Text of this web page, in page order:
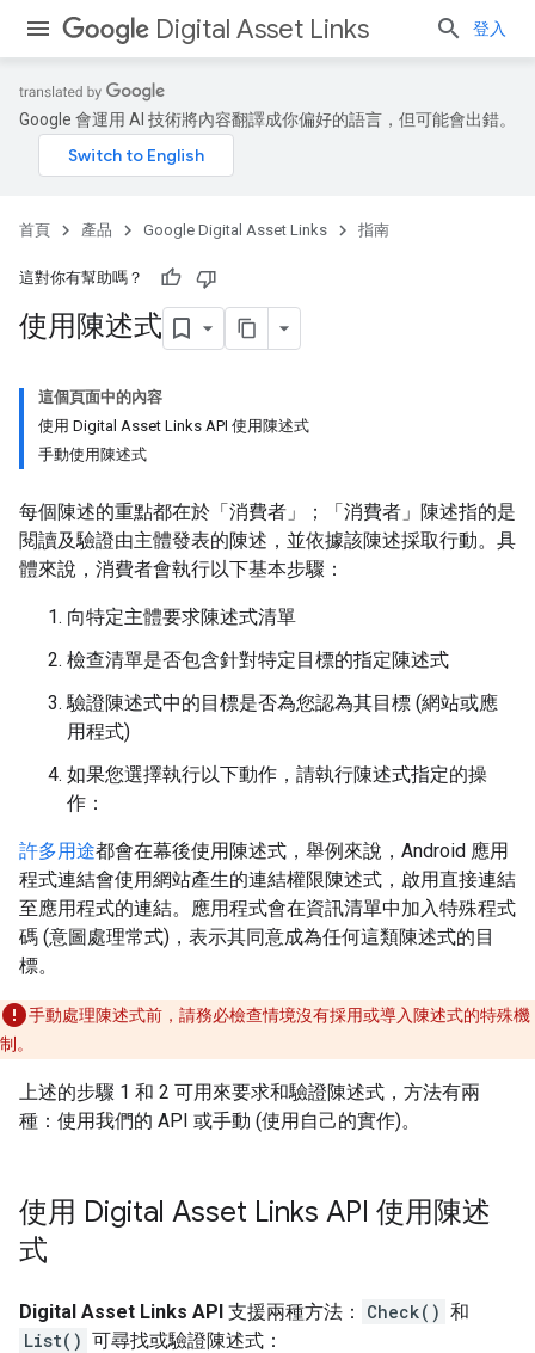
Digital Asset Links 登入
Google 會運用 AI 技術將內容翻譯成你偏好的語言，但可能會出錯。
首頁 產品 Google Digital Asset Links 指南
這對你有幫助嗎？
使用陳述式
這個頁面中的內容
使用 Digital Asset Links API 使用陳述式
手動使用陳述式
每個陳述的重點都在於「消費者」
；「消費者」陳述指的是
閱讀及驗證由主體發表的陳述，並依據該陳述採取行動。具
體來說，消費者會執行以下基本步驟：
向特定主體要求陳述式清單
檢查清單是否包含針對特定目標的指定陳述式
驗證陳述式中的目標是否為您認為其目標 (網站或應
用程式)
如果您選擇執行以下動作，請執行陳述式指定的操
作：
許多用途都會在幕後使用陳述式，舉例來說，Android 應用
程式連結會使用網站產生的連結權限陳述式，啟用直接連結
至應用程式的連結。應用程式會在資訊清單中加入特殊程式
碼 (意圖處理常式)，表示其同意成為任何這類陳述式的目
標。
手動處理陳述式前，請務必檢查情境沒有採用或導入陳述式的特殊機
制。
上述的步驟 1 和 2 可用來要求和驗證陳述式，方法有兩
種：使用我們的 API 或手動 (使用自己的實作)。
使用 Digital Asset Links API 使用陳述
式
Digital Asset Links API 支援兩種方法： Check() 和
List() 可尋找或驗證陳述式：